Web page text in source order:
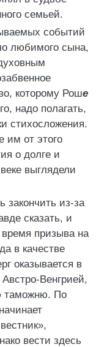
семьей.
событий
любимого сына,
которому Роше
надо полагать,
стихосложения.
им от этого
о долге и
выглядели
из-за
сказать, и
призыва на
в качестве
оказывается в
Венгрией,
таможню. По
вести здесь